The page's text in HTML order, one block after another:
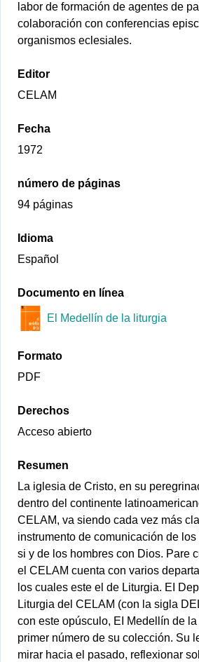
labor de formación de agentes de
colaboración con conferencias
organismos eclesiales.
Editor
CELAM
Fecha
1972
número de páginas
94 páginas
Idioma
Español
Documento en línea
El Medellín de la liturgia
Formato
PDF
Derechos
Acceso abierto
Resumen
La iglesia de Cristo, en su
dentro del continente
CELAM, va siendo cada vez más
instrumento de comunicación de
si y de los hombres con Dios. Pare
el CELAM cuenta con varios
los cuales este el de Liturgia. EI
Liturgia del CELAM (con la sigla
con este opúsculo, EI Medellín de la
primer número de su colección. Su
mirar hacia el pasado, reflexionar